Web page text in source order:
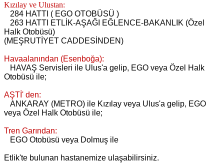
Kızılay ve Ulustan:
284 HATTI ( EGO OTOBÜSÜ )
263 HATTI ETLİK-AŞAĞI EĞLENCE-BAKANLIK (Özel
Halk Otobüsü)
(MEŞRUTİYET CADDESİNDEN)
Havaalanından (Esenboğa):
HAVAŞ Servisleri ile Ulus'a gelip, EGO veya Özel Halk
Otobüsü ile;
AŞTİ' den:
ANKARAY (METRO) ile Kızılay veya Ulus'a gelip, EGO
veya Özel Halk Otobüsü ile;
Tren Garından:
EGO Otobüsü veya Dolmuş ile
Etlik'te bulunan hastanemize ulaşabilirsiniz.